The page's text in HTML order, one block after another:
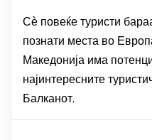
Сѐ повеќе туристи
познати места во
Македонија има
најинтересните
Балканот.